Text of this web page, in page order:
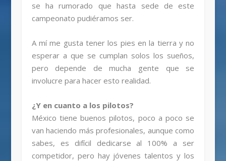
se ha rumorado que hasta sede de este
campeonato pudiéramos ser.
A mí me gusta tener los pies en la tierra y no
esperar a que se cumplan solos los sueños,
pero depende de mucha gente que se
involucre para hacer esto realidad.
¿Y en cuanto a los pilotos?
México tiene buenos pilotos, poco a poco se
van haciendo más profesionales, aunque como
sabes, es difícil dedicarse al 100% a ser
competidor, pero hay jóvenes talentos y los